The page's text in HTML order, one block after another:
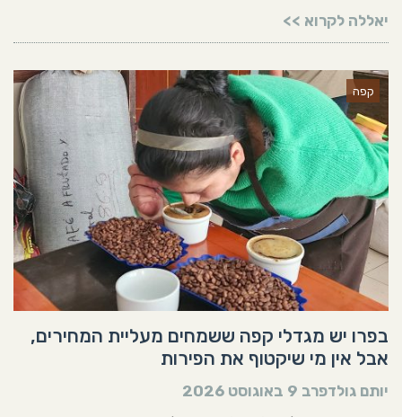
יאללה לקרוא >>
קפה
בפרו יש מגדלי קפה ששמחים מעליית המחירים,
אבל אין מי שיקטוף את הפירות
יותם גולדפרב 9 באוגוסט 2026